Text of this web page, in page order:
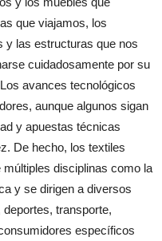
que viajamos, los
y las estructuras que nos
cuidadosamente por su
avances tecnológicos
aunque algunos sigan
y apuestas técnicas
De hecho, los textiles
disciplinas como la
y se dirigen a diversos
transporte,
específicos